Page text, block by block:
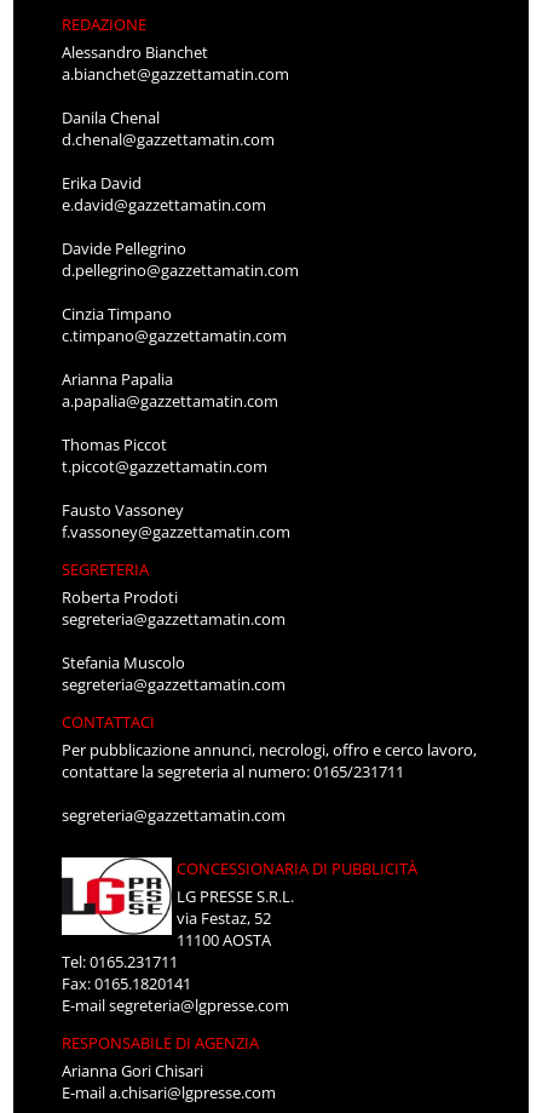
REDAZIONE
Alessandro Bianchet
a.bianchet@gazzettamatin.com
Danila Chenal
d.chenal@gazzettamatin.com
Erika David
e.david@gazzettamatin.com
Davide Pellegrino
d.pellegrino@gazzettamatin.com
Cinzia Timpano
c.timpano@gazzettamatin.com
Arianna Papalia
a.papalia@gazzettamatin.com
Thomas Piccot
t.piccot@gazzettamatin.com
Fausto Vassoney
f.vassoney@gazzettamatin.com
SEGRETERIA
Roberta Prodoti
segreteria@gazzettamatin.com
Stefania Muscolo
segreteria@gazzettamatin.com
CONTATTACI
Per pubblicazione annunci, necrologi, offro e cerco lavoro,
contattare la segreteria al numero: 0165/231711
segreteria@gazzettamatin.com
CONCESSIONARIA DI PUBBLICITÀ
LG PRESSE S.R.L.
via Festaz, 52
11100 AOSTA
Tel: 0165.231711
Fax: 0165.1820141
E-mailsegreteria@lgpresse.com
RESPONSABILE DI AGENZIA
Arianna Gori Chisari
E-maila.chisari@lgpresse.com